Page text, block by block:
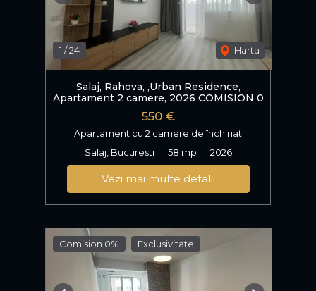
1 /24 Harta
Salaj, Rahova, ,Urban Residence,
Apartament 2 camere, 2026 COMISION 0
550 €
Apartament cu 2 camere de închiriat
Salaj, Bucuresti
58 mp 2026
Vezi mai multe detalii
Comision 0% Exclusivitate